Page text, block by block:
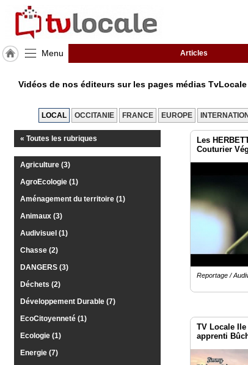
Menu Articles
Métropole
TvLocale
Accueil
RUBRIQUES
Agenda
Vidéos
Médias
groupe
Vidéos de nos éditeurs sur les pages médias
LOCAL OCCITANIE FRANCE EUROPE
« Toutes les rubriques
Agriculture (3)
AgroEcologie (1)
Aménagement du territoire (1)
Animaux (3)
Audivisuel (1)
Chasse (2)
DANGERS (3)
Déchets (2)
Développement Durable (7)
EcoCitoyenneté (1)
Ecologie (1)
Energie (7)
Les
Couturier
Reportage /
TV Locale
apprenti